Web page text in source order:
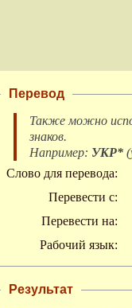
Перевод
Также можно
знаков.
Например: УКР* (
Слово для перевода:
Перевести с:
Перевести на:
Рабочий язык:
Результат